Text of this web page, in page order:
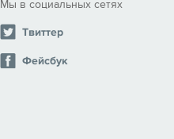
Мы в социальных сетях
Твиттер
Фейсбук